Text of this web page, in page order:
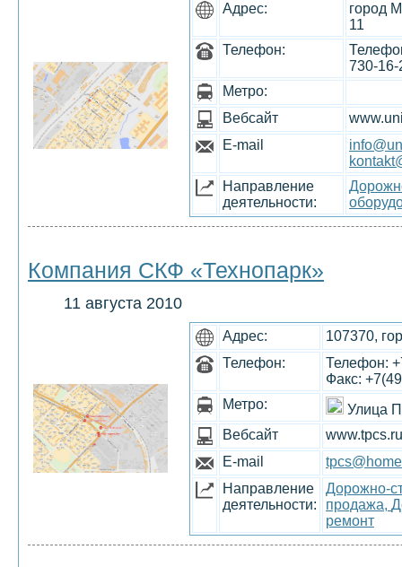
Адрес:
город
11
Телефон:
730-16-
Метро:
Вебсайт
E-mail
Направление
деятельности:
Компания СКФ «Технопарк»
11 августа 2010
Адрес:
107370,
Телефон:
Телефон:
Факс:
Метро:
Улица
Вебсайт
www.tpcs.ru
E-mail
Направление
деятельности:
Дорожно-
продажа,
ремонт